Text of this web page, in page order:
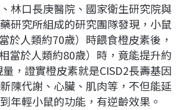
林口長庚醫院、國家衛生研究院與
研究所組成的研究團隊發現，小鼠
於人類約70歲）時餵食橙皮素後，
當於人類約80歲）時，竟能提升約
，證實橙皮素就是CISD2長壽基因
陳代謝、心臟、肌肉等，不但能延
年輕小鼠的功能，有逆齡效果。